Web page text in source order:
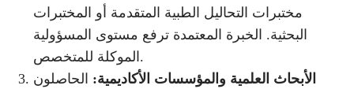
مختبرات التحاليل الطبية المتقدمة أو المختبرات
البحثية. الخبرة المعتمدة ترفع مستوى المسؤولية
الموكلة للمتخصص.
الأبحاث العلمية والمؤسسات الأكاديمية: الحاصلون